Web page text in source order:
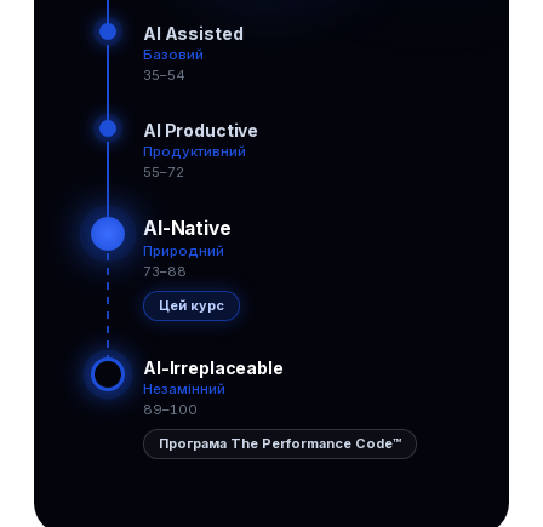
AI Assisted
Базовий
35–54
AI Productive
Продуктивний
55–72
AI-Native
Природний
73–88
Цей курс
AI-Irreplaceable
Незамінний
89–100
Програма The Performance Code™